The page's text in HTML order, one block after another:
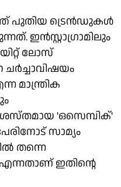
പുതിയ ട്രെന്‍ഡുകള്‍
ഇന്‍സ്റ്റാഗ്രാമിലും
ലോസ്
ചര്‍ച്ചാവിഷയം
മാന്ത്രിക
'ഒസെമ്പിക്'
സാമ്യം
തന്നെ
എന്നതാണ് ഇതിന്റെ